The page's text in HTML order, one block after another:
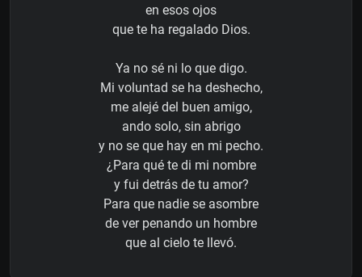
en esos ojos
que te ha regalado Dios.
Ya no sé ni lo que digo.
Mi voluntad se ha deshecho,
me alejé del buen amigo,
ando solo, sin abrigo
y no se que hay en mi pecho.
¿Para qué te di mi nombre
y fui detrás de tu amor?
Para que nadie se asombre
de ver penando un hombre
que al cielo te llevó.